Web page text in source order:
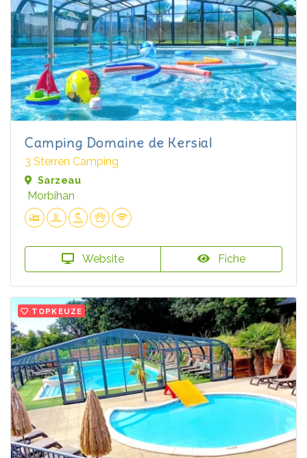
Camping Domaine de Kersial
3 Sterren Camping
Sarzeau
Morbihan
Website Fiche
TOPKEUZE